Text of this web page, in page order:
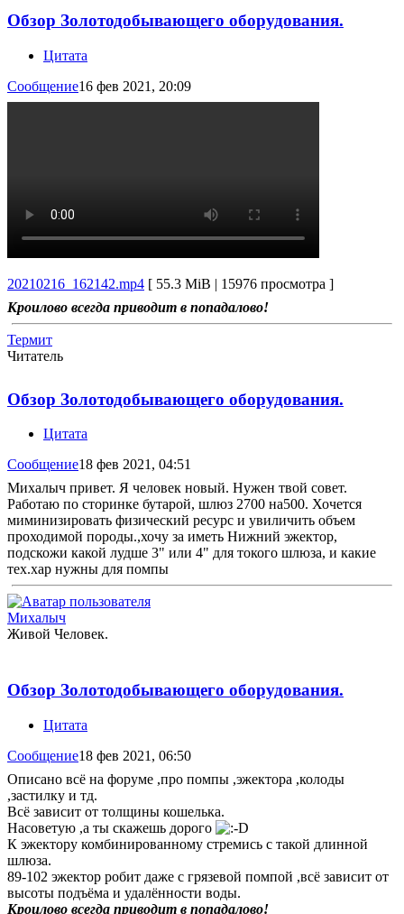
Обзор Золотодобывающего оборудования.
Цитата
Сообщение16 фев 2021, 20:09
20210216_162142.mp4 [ 55.3 MiB | 15976 просмотра ]
Кроилово всегда приводит в попадалово!
Термит
Читатель
Обзор Золотодобывающего оборудования.
Цитата
Сообщение18 фев 2021, 04:51
Михалыч привет. Я человек новый. Нужен твой совет.
Работаю по сторинке бутарой, шлюз 2700 на500. Хочется
миминизировать физический ресурс и увиличить объем
проходимой породы.,хочу за иметь Нижний эжектор,
подскожи какой лудше 3" или 4" для токого шлюза, и какие
тех.хар нужны для помпы
Михалыч
Живой Человек.
Обзор Золотодобывающего оборудования.
Цитата
Сообщение18 фев 2021, 06:50
Описано всё на форуме ,про помпы ,эжектора ,колоды
,застилку и тд.
Всё зависит от толщины кошелька.
Насоветую ,а ты скажешь дорого
К эжектору комбинированному стремись с такой длинной
шлюза.
89-102 эжектор робит даже с грязевой помпой ,всё зависит от
высоты подъёма и удалённости воды.
Кроилово всегда приводит в попадалово!